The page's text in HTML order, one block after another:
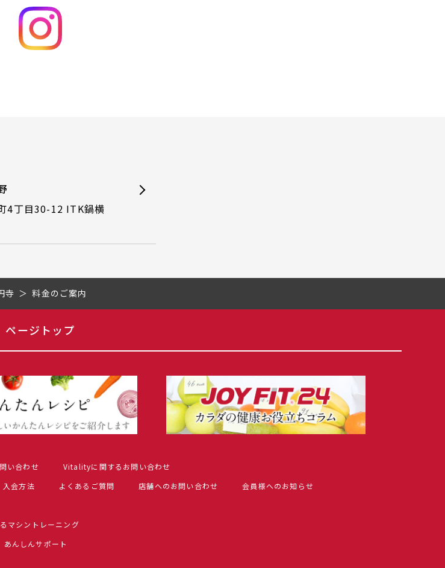
4丁目30-12 ITK鍋横
寺 料金のご案内
ページトップ
い合わせ
Vitalityに関するお問い合わせ
入会方法 よくあるご質問 店舗へのお問い合わせ
会員様へのお知らせ
マシントレーニング
あんしんサポート